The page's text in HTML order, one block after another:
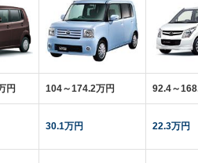
円 104～174.2万円
30.1万円
92.4～
22.3万円